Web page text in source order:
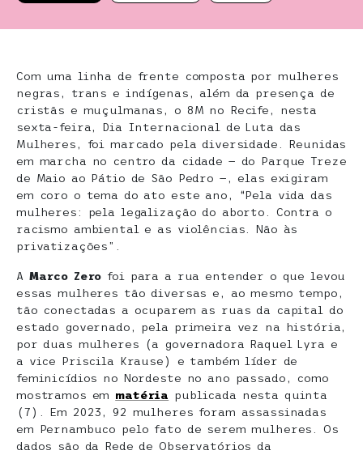
Com uma linha de frente composta por mulheres
negras, trans e indígenas, além da presença de
cristãs e muçulmanas, o 8M no Recife, nesta
sexta-feira, Dia Internacional de Luta das
Mulheres, foi marcado pela diversidade. Reunidas
em marcha no centro da cidade — do Parque Treze
de Maio ao Pátio de São Pedro —, elas exigiram
em coro o tema do ato este ano, “Pela vida das
mulheres: pela legalização do aborto. Contra o
racismo ambiental e as violências. Não às
privatizações”.
A Marco Zero foi para a rua entender o que levou
essas mulheres tão diversas e, ao mesmo tempo,
tão conectadas a ocuparem as ruas da capital do
estado governado, pela primeira vez na história,
por duas mulheres (a governadora Raquel Lyra e
a vice Priscila Krause) e também líder de
feminicídios no Nordeste no ano passado, como
mostramos em matéria publicada nesta quinta
(7). Em 2023, 92 mulheres foram assassinadas
em Pernambuco pelo fato de serem mulheres. Os
dados são da Rede de Observatórios da